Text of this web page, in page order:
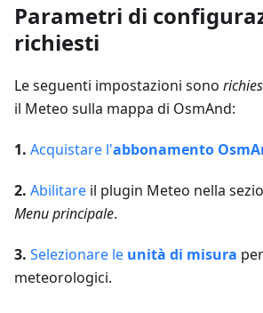
Parametri di
richiesti
Le seguenti impostazioni sono
il Meteo sulla mappa di OsmAnd:
1. Acquistare l'abbonamento
2. Abilitare il plugin Meteo nella
Menu principale.
3. Selezionare le unità di misura
meteorologici.